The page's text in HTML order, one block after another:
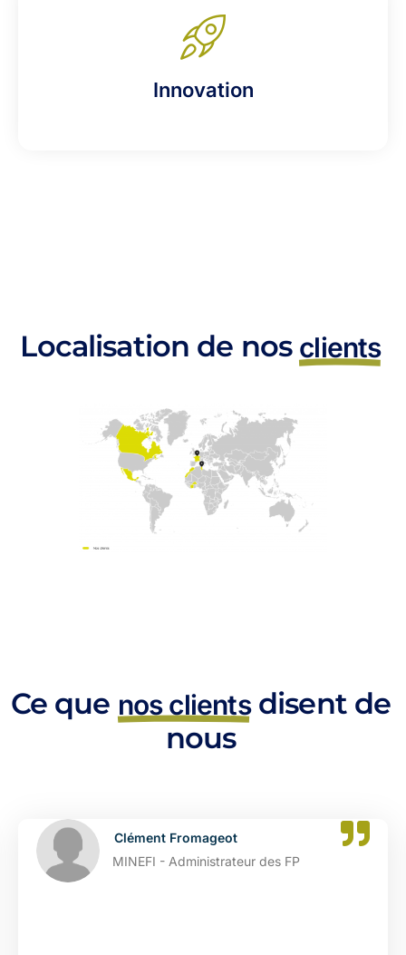
Innovation
Localisation de nos clients
Ce que nos clientsdisent de
nous
Clément Fromageot
MINEFI - Administrateur des FP